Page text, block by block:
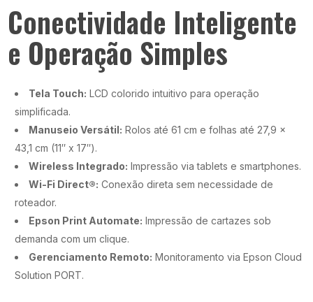
Conectividade Inteligente
e Operação Simples
Tela Touch: LCD colorido intuitivo para operação
simplificada.
Manuseio Versátil: Rolos até 61 cm e folhas até 27,9 x
43,1 cm (11″ x 17″).
Wireless Integrado: Impressão via tablets e smartphones.
Wi-Fi Direct®: Conexão direta sem necessidade de
roteador.
Epson Print Automate: Impressão de cartazes sob
demanda com um clique.
Gerenciamento Remoto: Monitoramento via Epson Cloud
Solution PORT.